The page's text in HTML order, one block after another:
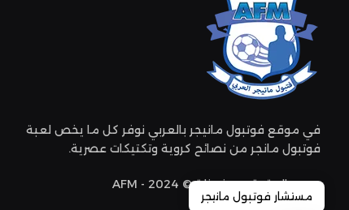
في موقع فوتبول مانيجر بالعربي نوفر كل ما يخص لعبة
فوتبول مانجر من نصائح كروية وتكتيكات عصرية.
جميع الحقوق محفوظة © 2024 - AFM
مستشار فوتبول مانيجر